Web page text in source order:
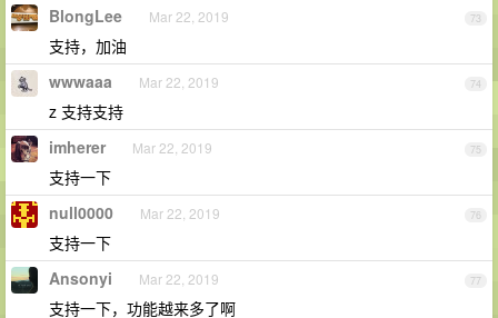
73
BlongLee Mar 22, 2019
支持，加油
74
wwwaaa Mar 22, 2019
z 支持支持
75
imherer Mar 22, 2019
支持一下
76
null0000 Mar 22, 2019
支持一下
77
Ansonyi Mar 22, 2019
支持一下，功能越来多了啊